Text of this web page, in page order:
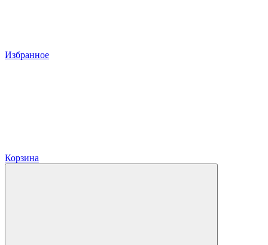
Избранное
Корзина